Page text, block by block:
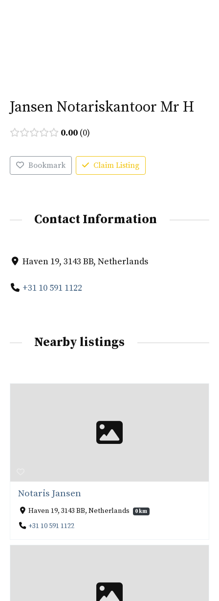
Jansen Notariskantoor Mr H
0.00 0
Bookmark Claim Listing
Contact Information
Haven 19, 3143 BB, Netherlands
+31 10 591 1122
Nearby listings
Notaris Jansen
Haven 19, 3143 BB, Netherlands 0 km
+31 10 591 1122